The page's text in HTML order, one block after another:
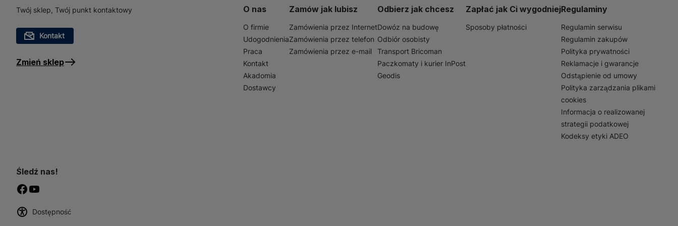
Twój sklep, Twój punkt kontaktowy
Kontakt
Zmień sklep
O nas
O firmie
Udogodnienia
Praca
Kontakt
Akadomia
Dostawcy
Zamów jak lubisz
Zamówienia przez Internet
Zamówienia przez telefon
Zamówienia przez e-mail
Odbierz jak chcesz
Dowóz na budowę
Odbiór osobisty
Transport Bricoman
Paczkomaty i kurier InPost
Geodis
Zapłać jak Ci wygodniej
Sposoby płatności
Regulaminy
Regulamin serwisu
Regulamin zakupów
Polityka prywatności
Reklamacje i gwarancje
Odstąpienie od umowy
Polityka zarządzania plikami
cookies
Informacja o realizowanej
strategii podatkowej
Kodeksy etyki ADEO
Śledź nas!
Dostępność